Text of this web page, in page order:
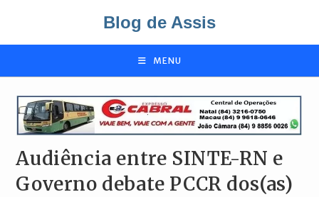
o
Blog de Assis
MENU
Audiência entre SINTE-RN e
Governo debate PCCR dos(as)